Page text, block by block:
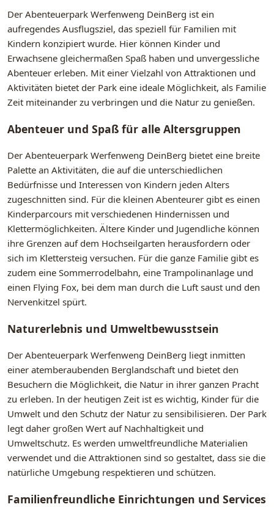
Der Abenteuerpark Werfenweng DeinBerg ist ein
aufregendes Ausflugsziel, das speziell für Familien mit
Kindern konzipiert wurde. Hier können Kinder und
Erwachsene gleichermaßen Spaß haben und unvergessliche
Abenteuer erleben. Mit einer Vielzahl von Attraktionen und
Aktivitäten bietet der Park eine ideale Möglichkeit, als Familie
Zeit miteinander zu verbringen und die Natur zu genießen.
Abenteuer und Spaß für alle Altersgruppen
Der Abenteuerpark Werfenweng DeinBerg bietet eine breite
Palette an Aktivitäten, die auf die unterschiedlichen
Bedürfnisse und Interessen von Kindern jeden Alters
zugeschnitten sind. Für die kleinen Abenteurer gibt es einen
Kinderparcours mit verschiedenen Hindernissen und
Klettermöglichkeiten. Ältere Kinder und Jugendliche können
ihre Grenzen auf dem Hochseilgarten herausfordern oder
sich im Klettersteig versuchen. Für die ganze Familie gibt es
zudem eine Sommerrodelbahn, eine Trampolinanlage und
einen Flying Fox, bei dem man durch die Luft saust und den
Nervenkitzel spürt.
Naturerlebnis und Umweltbewusstsein
Der Abenteuerpark Werfenweng DeinBerg liegt inmitten
einer atemberaubenden Berglandschaft und bietet den
Besuchern die Möglichkeit, die Natur in ihrer ganzen Pracht
zu erleben. In der heutigen Zeit ist es wichtig, Kinder für die
Umwelt und den Schutz der Natur zu sensibilisieren. Der Park
legt daher großen Wert auf Nachhaltigkeit und
Umweltschutz. Es werden umweltfreundliche Materialien
verwendet und die Attraktionen sind so gestaltet, dass sie die
natürliche Umgebung respektieren und schützen.
Familienfreundliche Einrichtungen und Services